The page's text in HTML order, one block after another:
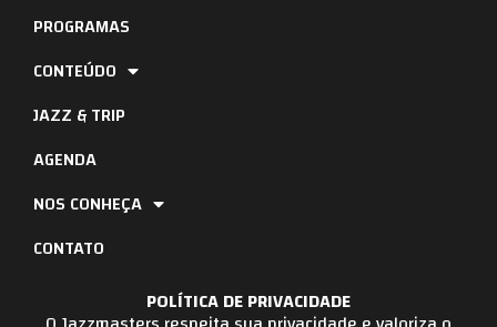
POLÍTICA DE PRIVACIDADE
PROGRAMAS
CONTEÚDO
JAZZ & TRIP
AGENDA
NOS CONHEÇA
CONTATO